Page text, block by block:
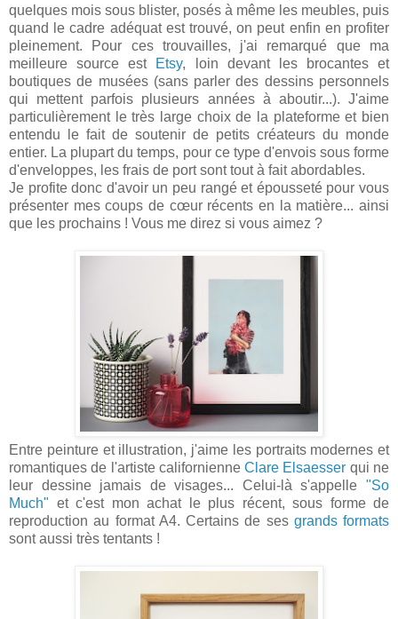
quelques mois sous blister, posés à même les meubles, puis
quand
le cadre adéquat est trouvé, on peut enfin en profiter
pleinement. Pour ces trouvailles, j'ai remarqué que ma
meilleure source est Etsy, loin devant les brocantes et
boutiques de musées (sans parler des dessins personnels
qui mettent parfois plusieurs années à aboutir...). J'aime
particulièrement le très large choix de la plateforme et bien
entendu le fait de soutenir de petits créateurs du monde
entier. La plupart du temps, pour ce type d'envois sous forme
d'enveloppes, les frais de port sont tout à fait abordables.
Je profite donc d'avoir un peu rangé et épousseté pour vous
présenter mes coups de cœurrécents en la matière... ainsi
que les prochains ! Vous me direz si vous aimez ?
Entre peinture et illustration, j'aime les portraits modernes et
romantiques de l'artiste californienneClare Elsaesser qui ne
leur dessine jamais de visages... Celui-là s'appelle "So
Much" et c'est mon achat le plus récent, sous forme de
reproduction au format A4. Certains de ses grands formats
sont aussi très tentants !